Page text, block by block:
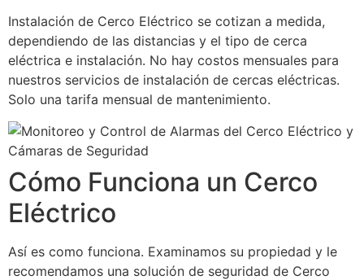
Instalación de Cerco Eléctrico se cotizan a medida,
dependiendo de las distancias y el tipo de cerca
eléctrica e instalación. No hay costos mensuales para
nuestros servicios de instalación de cercas eléctricas.
Solo una tarifa mensual de mantenimiento.
Cómo Funciona un Cerco
Eléctrico
Así es como funciona. Examinamos su propiedad y le
recomendamos una solución de seguridad de Cerco